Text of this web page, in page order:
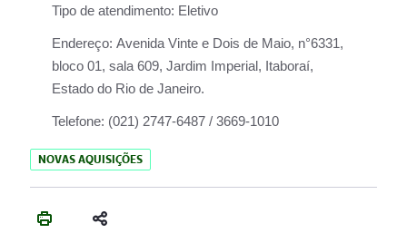
Tipo de atendimento: Eletivo
Endereço: Avenida Vinte e Dois de Maio, n°6331,
bloco 01, sala 609, Jardim Imperial, Itaboraí,
Estado do Rio de Janeiro.
Telefone: (021) 2747-6487 / 3669-1010
NOVAS AQUISIÇÕES